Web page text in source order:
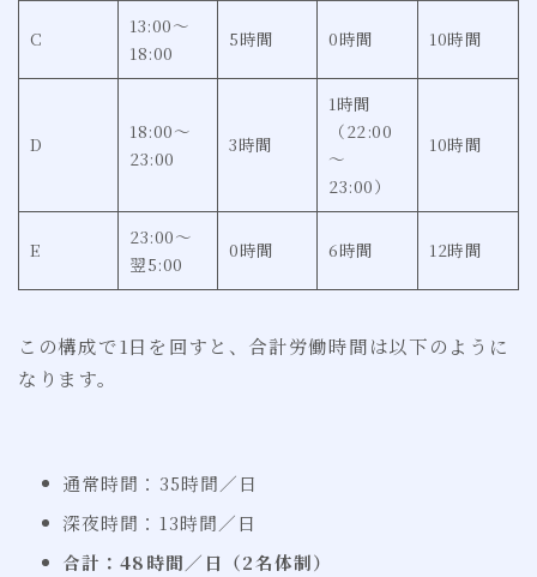
C
13:00〜
18:00
5時間 0時間 10時間
D
18:00〜
23:00
3時間
1時間
（22:00
〜
23:00）
10時間
E
23:00〜
翌5:00
0時間 6時間 12時間
この構成で1日を回すと、合計労働時間は以下のように
なります。
通常時間：35時間／日
深夜時間：13時間／日
合計：48時間／日（2名体制）